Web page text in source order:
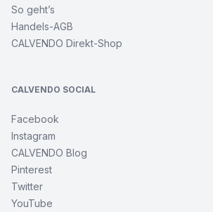
So geht’s
Handels-AGB
CALVENDO Direkt-Shop
CALVENDO SOCIAL
Facebook
Instagram
CALVENDO Blog
Pinterest
Twitter
YouTube